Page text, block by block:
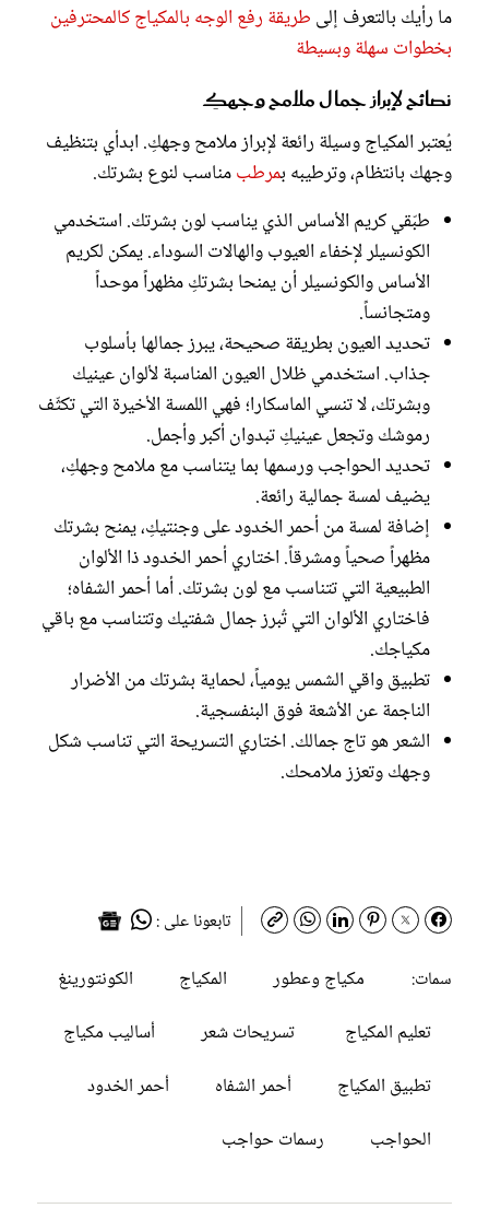
ما رأيك بالتعرف إلى طريقة رفع الوجه بالمكياج كالمحترفين
بخطوات سهلة وبسيطة
نصائح لإبراز جمال ملامح وجهكِ
يُعتبر المكياج وسيلة رائعة لإبراز ملامح وجهكِ. ابدأي بتنظيف
وجهك بانتظام، وترطيبه بمرطبمناسب لنوع بشرتك.
طبّقي كريم الأساس الذي يناسب لون بشرتك. استخدمي
الكونسيلر لإخفاء العيوب والهالات السوداء. يمكن لكريم
الأساس والكونسيلر أن يمنحا بشرتكِ مظهراً موحداً
ومتجانساً.
تحديد العيون بطريقة صحيحة، يبرز جمالها بأسلوب
جذاب. استخدمي ظلال العيون المناسبة لألوان عينيك
وبشرتك، لا تنسي الماسكارا؛ فهي اللمسة الأخيرة التي تكثّف
رموشك وتجعل عينيكِ تبدوان أكبر وأجمل.
تحديد الحواجب ورسمها بما يتناسب مع ملامح وجهكِ،
يضيف لمسة جمالية رائعة.
إضافة لمسة من أحمر الخدود على وجنتيكِ، يمنح بشرتك
مظهراً صحياً ومشرقاً. اختاري أحمر الخدود ذا الألوان
الطبيعية التي تتناسب مع لون بشرتك. أما أحمر الشفاه؛
فاختاري الألوان التي تُبرز جمال شفتيك وتتناسب مع باقي
مكياجك.
تطبيق واقي الشمس يومياً، لحماية بشرتك من الأضرار
الناجمة عن الأشعة فوق البنفسجية.
الشعر هو تاج جمالك. اختاري التسريحة التي تناسب شكل
وجهك وتعزز ملامحك.
تابعونا على :
سمات:
مكياج وعطور المكياج
الكونتورينغ
تعليم المكياج
تسريحات شعر
أساليب مكياج
تطبيق المكياج
أحمر الشفاه
أحمر الخدود
الحواجب
رسمات حواجب